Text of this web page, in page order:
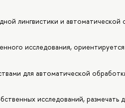
лингвистики и автоматической
исследования,
для автоматической
исследований, размечать